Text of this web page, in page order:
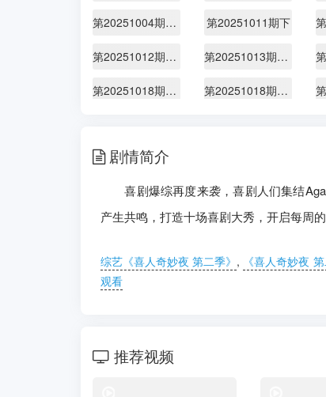
第20251004期专门陪你看 第20251011期下
第20251012期展演版 第20251013期喜人课间游戏时间
第20251018期下纯享版 第20251018期陪看
第20251025期陪看
第20251030期喜人聚会 第20251031期上
第20251101期专门陪你看 第20251102期不好笑惩罚室
第20251106期喜人聚会 第20251107期上纯享版
第20251114期上
剧情简介
喜剧爆综再度来袭，喜剧人们集结
产生共鸣，打造十场喜剧大秀，开启每周
综艺《喜人奇妙夜 第二季》 , 《喜人奇妙夜
观看
推荐视频